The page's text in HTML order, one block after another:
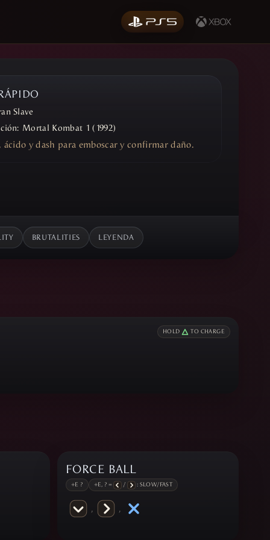
Slave
Mortal Kombat 1 (1992)
y dash para emboscar y confirmar daño.
BRUTALITIES LEYENDA
HOLD TO CHARGE
FORCE BALL
+E ? +E, ? = / : SLOW/FAST
, ,